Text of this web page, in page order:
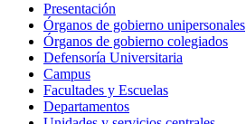
Presentación
Órganos de gobierno unipersonales
Órganos de gobierno colegiados
Defensoría Universitaria
Campus
Facultades y Escuelas
Departamentos